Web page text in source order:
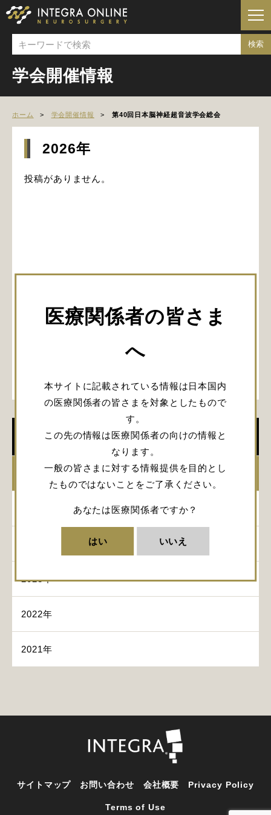
医療関係者の皆さま
へ
本サイトに記載されている情報は日本国内
の医療関係者の皆さまを対象としたもので
す。
この先の情報は医療関係者の向けの情報と
なります。
一般の皆さまに対する情報提供を目的とし
たものではないことをご了承ください。
あなたは医療関係者ですか？
はい いいえ
学会開催情報
ホーム 学会開催情報 第40回日本脳神経超音波学会総会
学会開催情報
2023年
2022年
2021年
2026年
投稿がありません。
サイトマップ お問い合わせ 会社概要 Privacy Policy
Terms of Use